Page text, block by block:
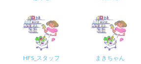
HFS_スタッフ まきちゃん